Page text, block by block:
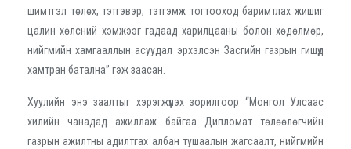
шимтгэл төлөх, тэтгэвэр, тэтгэмж тогтооход баримтлах жишиг
цалин хөлсний хэмжээг гадаад харилцааны болон хөдөлмөр,
нийгмийн хамгааллын асуудал эрхэлсэн Засгийн газрын гишүүд
хамтран батална” гэж заасан.
Хуулийн энэ заалтыг хэрэгжүүлэх зорилгоор “Mонгол Улсаас
хилийн чанадад ажиллаж байгаа Дипломат төлөөлөгчийн
газрын ажилтны адилтгах албан тушаалын жагсаалт, нийгмийн